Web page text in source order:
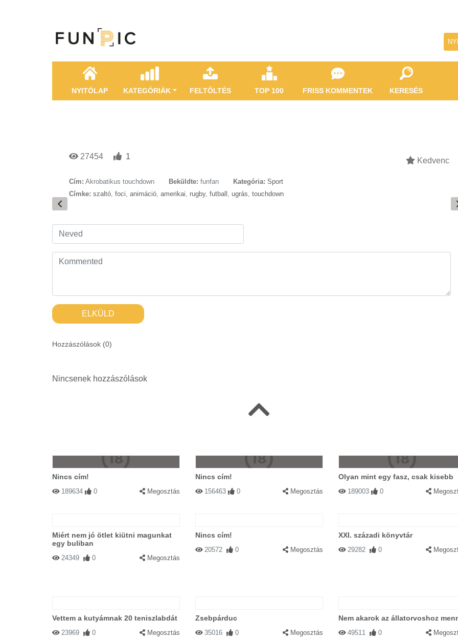
NYITÓLAP KATEGÓRIÁK FELTÖLTÉS TOP 100 FRISS KOMMENTEK KERESÉS
27454 1 Kedvenc
Cím: Akrobatikus touchdown Beküldte: funfan Kategória: Sport
Címke: szaltó, foci, animáció, amerikai, rugby, futball , ugrás, touchdown
ELKÜLD
Hozzászólások (0)
Nincsenek hozzászólások
Nincs cím!
189634 0 Megosztás
Nincs cím!
156463 0 Megosztás
Olyan mint egy fasz, csak kisebb
189003 0
Miért nem jó ötlet kiütni magunkat
egy buliban
24349 0 Megosztás
Nincs cím!
20572 0 Megosztás
XXI. századi könyvtár
29282 0
Vettem a kutyámnak 20 teniszlabdát
23969 0 Megosztás
Zsebpárduc
35016 0 Megosztás
Nem akarok az állatorvoshoz
49511 0